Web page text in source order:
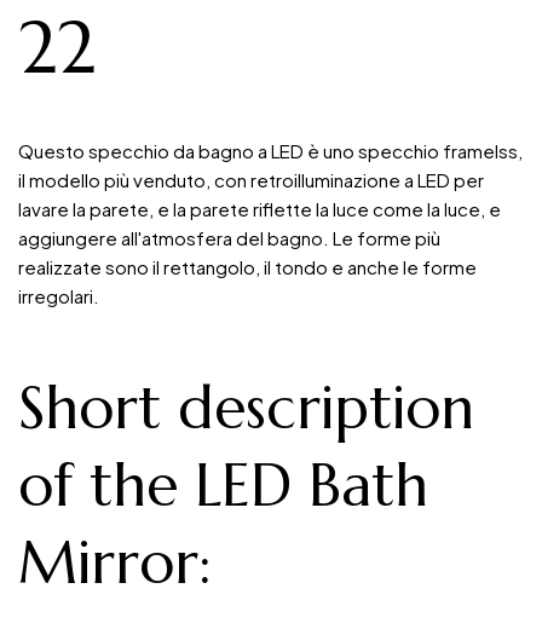
22
Questo specchio da bagno a LED è uno specchio framelss,
il modello più venduto, con retroilluminazione a LED per
lavare la parete, e la parete riflette la luce come la luce, e
aggiungere all'atmosfera del bagno. Le forme più
realizzate sono il rettangolo, il tondo e anche le forme
irregolari.
Short description
of the LED Bath
Mirror: